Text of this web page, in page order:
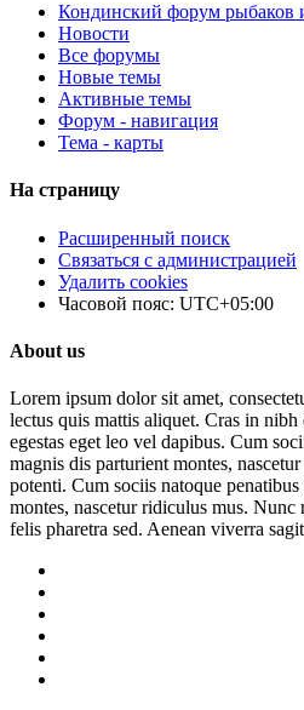
Кондинский форум рыбаков
Новости
Все форумы
Новые темы
Активные темы
Форум - навигация
Тема - карты
На страницу
Расширенный поиск
Связаться с администрацией
Удалить cookies
Часовой пояс: UTC+05:00
About us
Lorem ipsum dolor sit amet,
lectus quis mattis aliquet. Cras in
egestas eget leo vel dapibus. Cum
magnis dis parturient montes,
potenti. Cum sociis natoque
montes, nascetur ridiculus mus.
felis pharetra sed. Aenean viverra